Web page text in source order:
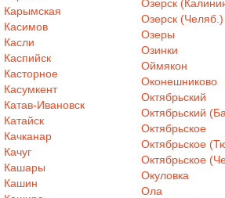
Карымская
Касимов
Касли
Каспийск
Касторное
Касумкент
Катав-Ивановск
Катайск
Качканар
Качуг
Кашары
Кашин
Озерск
Озерск (Челяб.)
Озеры
Озинки
Оймякон
Оконешниково
Октябрьский
Октябрьский
Октябрьское
Октябрьское
Октябрьское
Окуловка
Ола